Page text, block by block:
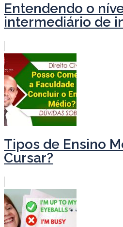
Entendendo o
intermediário de
Tipos de Ensino
Cursar?